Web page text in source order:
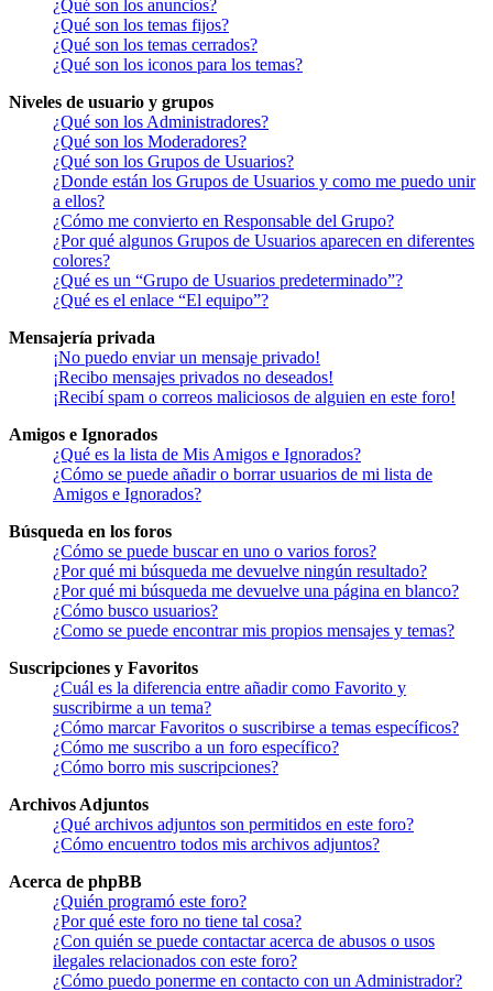
¿Qué son los anuncios?
¿Qué son los temas fijos?
¿Qué son los temas cerrados?
¿Qué son los iconos para los temas?
Niveles de usuario y grupos
¿Qué son los Administradores?
¿Qué son los Moderadores?
¿Qué son los Grupos de Usuarios?
¿Donde están los Grupos de Usuarios y como me puedo unir
a ellos?
¿Cómo me convierto en Responsable del Grupo?
¿Por qué algunos Grupos de Usuarios aparecen en diferentes
colores?
¿Qué es un “Grupo de Usuarios predeterminado”?
¿Qué es el enlace “El equipo”?
Mensajería privada
¡No puedo enviar un mensaje privado!
¡Recibo mensajes privados no deseados!
¡Recibí spam o correos maliciosos de alguien en este foro!
Amigos e Ignorados
¿Qué es la lista de Mis Amigos e Ignorados?
¿Cómo se puede añadir o borrar usuarios de mi lista de
Amigos e Ignorados?
Búsqueda en los foros
¿Cómo se puede buscar en uno o varios foros?
¿Por qué mi búsqueda me devuelve ningún resultado?
¿Por qué mi búsqueda me devuelve una página en blanco?
¿Cómo busco usuarios?
¿Como se puede encontrar mis propios mensajes y temas?
Suscripciones y Favoritos
¿Cuál es la diferencia entre añadir como Favorito y
suscribirme a un tema?
¿Cómo marcar Favoritos o suscribirse a temas específicos?
¿Cómo me suscribo a un foro específico?
¿Cómo borro mis suscripciones?
Archivos Adjuntos
¿Qué archivos adjuntos son permitidos en este foro?
¿Cómo encuentro todos mis archivos adjuntos?
Acerca de phpBB
¿Quién programó este foro?
¿Por qué este foro no tiene tal cosa?
¿Con quién se puede contactar acerca de abusos o usos
ilegales relacionados con este foro?
¿Cómo puedo ponerme en contacto con un Administrador?